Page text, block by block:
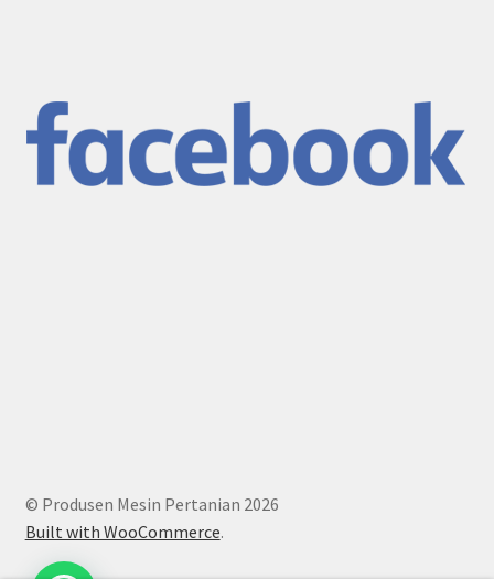
© Produsen Mesin Pertanian 2026
Built with WooCommerce.